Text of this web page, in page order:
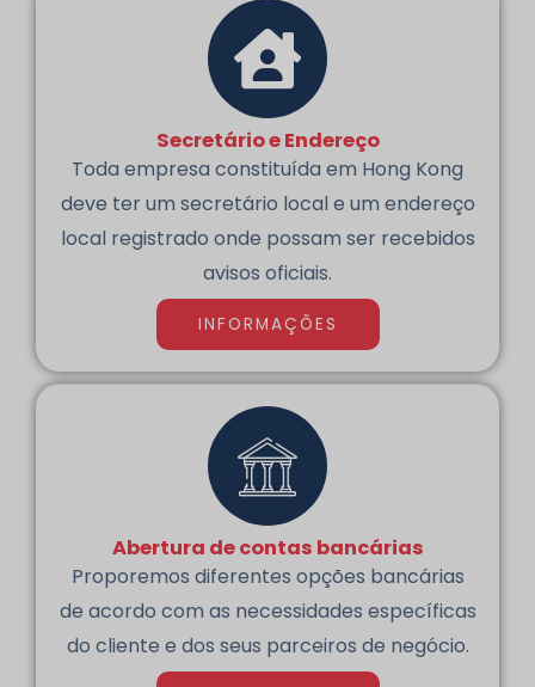
Secretário e Endereço
Toda empresa constituída em Hong Kong
deve ter um secretário local e um endereço
local registrado onde possam ser recebidos
avisos oficiais.
INFORMAÇÕES
Abertura de contas bancárias
Proporemos diferentes opções bancárias
de acordo com as necessidades específicas
do cliente e dos seus parceiros de negócio.